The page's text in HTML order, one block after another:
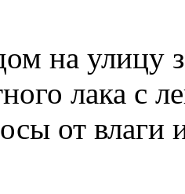
на улицу
лака с
от влаги